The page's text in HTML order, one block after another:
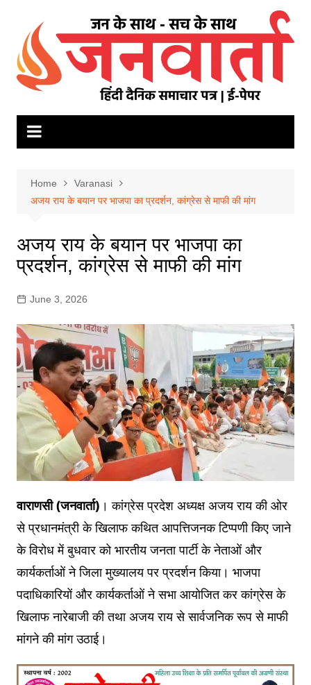
content
Home
Varanasi
अजय राय के बयान पर भाजपा का प्रदर्शन, कांग्रेस से माफी की मांग
अजय राय के बयान पर भाजपा का
प्रदर्शन, कांग्रेस से माफी की मांग
June 3, 2026
वाराणसी (जनवार्ता) । कांग्रेस प्रदेश अध्यक्ष अजय राय की ओर
से प्रधानमंत्री के खिलाफ कथित आपत्तिजनक टिप्पणी किए जाने
के विरोध में बुधवार को भारतीय जनता पार्टी के नेताओं और
कार्यकर्ताओं ने जिला मुख्यालय पर प्रदर्शन किया। भाजपा
पदाधिकारियों और कार्यकर्ताओं ने सभा आयोजित कर कांग्रेस के
खिलाफ नारेबाजी की तथा अजय राय से सार्वजनिक रूप से माफी
मांगने की मांग उठाई।